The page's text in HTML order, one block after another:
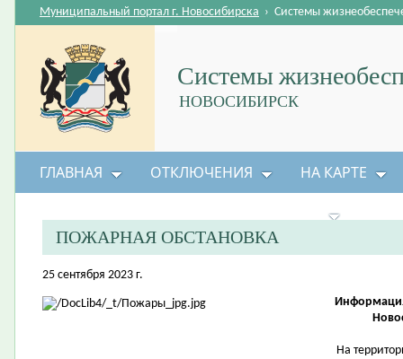
Системы
НОВОСИБИРСК
Муниципальный портал г. Новосибирска › Системы
ГЛАВНАЯ ОТКЛЮЧЕНИЯ НА КАРТЕ
ПОЖАРНАЯ ОБСТАНОВКА
25 сентября 2023 г.
На